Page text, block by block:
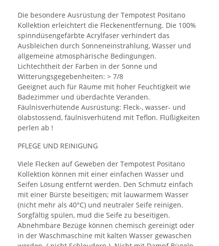
Die besondere Ausrüstung der Tempotest Positano
Kollektion erleichtert die Fleckenentfernung. Die 100%
spinndüsengefärbte Acrylfaser verhindert das
Ausbleichen durch Sonneneinstrahlung, Wasser und
allgemeine atmosphärische Bedingungen.
Lichtechtheit der Farben in der Sonne und
Witterungsgegebenheiten: > 7/8
Geeignet auch für Räume mit hoher Feuchtigkeit wie
Badezimmer und überdachte Veranden.
Fäulnisverhütende Ausrüstung: Fleck-, wasser- und
ölabstossend, fäulnisverhütend mit Teflon. Flüßigkeiten
perlen ab !
PFLEGE UND REINIGUNG
Viele Flecken auf Geweben der Tempotest Positano
Kollektion können mit einer einfachen Wasser und
Seifen Lösung entfernt werden. Den Schmutz einfach
mit einer Bürste beseitigen; mit lauwarmem Wasser
(nicht mehr als 40°C) und neutraler Seife reinigen.
Sorgfältig spülen, mud die Seife zu beseitigen.
Abnehmbare Bezüge können chemisch gereinigt oder
in der Waschmaschine mit kalten Wasser gewaschen